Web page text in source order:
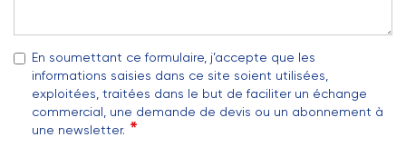
En soumettant ce formulaire, j’accepte que les
informations saisies dans ce site soient utilisées,
exploitées, traitées dans le but de faciliter un échange
commercial, une demande de devis ou un abonnement à
une newsletter.